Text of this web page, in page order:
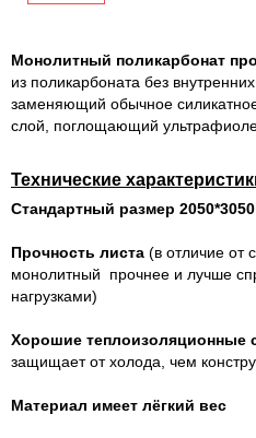
Монолитный поликарбонат
из поликарбоната без
заменяющий обычное
слой, поглощающий
Технические
Стандартный размер
Прочность листа (в отличие от
монолитный прочнее и лучше
нагрузками)
Хорошие теплоизоляционные
защищает от холода, чем
Материал имеет лёгкий вес